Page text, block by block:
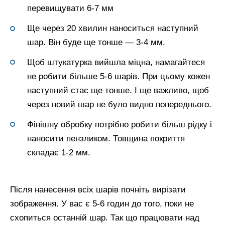
перевищувати 6-7 мм
Ще через 20 хвилин наноситься наступний
шар. Він буде ще тонше — 3-4 мм.
Щоб штукатурка вийшла міцна, намагайтеся
не робити більше 5-6 шарів. При цьому кожен
наступний стає ще тонше. І ще важливо, щоб
через новий шар не було видно попереднього.
Фінішну обробку потрібно робити більш рідку і
наносити пензликом. Товщина покриття
складає 1-2 мм.
Після нанесення всіх шарів почніть вирізати
зображення. У вас є 5-6 годин до того, поки не
схопиться останній шар. Так що працювати над